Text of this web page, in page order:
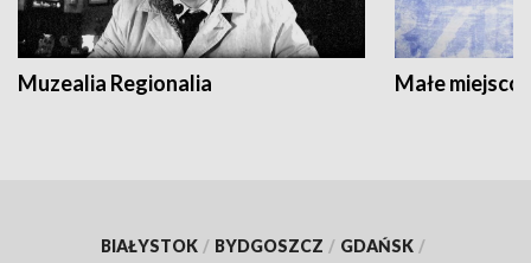
Muzealia Regionalia Małe
BIAŁYSTOK / BYDGOSZCZ / GDAŃSK /